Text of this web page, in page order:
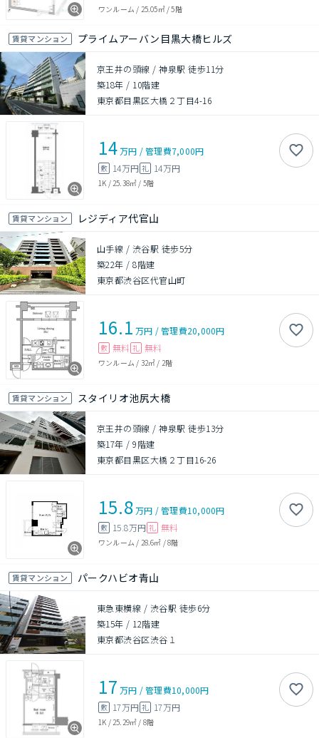
ワンルーム / 25.05㎡/5階
賃貸マンション プライムアーバン目黒大橋ヒルズ
京王井の頭線 / 神泉駅 徒歩11分
築18年 / 10階建
東京都目黒区大橋２丁目4-16
14万円 /管理費7,000円
敷 14万円 礼 14万円
1K / 25.38㎡ / 5階
賃貸マンション レジディア代官山
山手線 / 渋谷駅 徒歩5分
築22年 /8階建
東京都渋谷区代官山町
16.1 万円 /管理費20,000円
敷 無料 礼 無料
ワンルーム / 32㎡ / 2階
賃貸マンション スタイリオ池尻大橋
京王井の頭線 / 神泉駅 徒歩13分
築17年 /9階建
東京都目黒区大橋２丁目16-26
15.8万円 /管理費10,000円
敷 15.8万円 礼 無料
ワンルーム / 28.6㎡ /8階
賃貸マンション パークハビオ青山
東急東横線 / 渋谷駅 徒歩6分
築15年 / 12階建
東京都渋谷区渋谷１
17 万円 /管理費10,000円
敷 17万円 礼 17万円
1K / 25.29㎡ / 8階